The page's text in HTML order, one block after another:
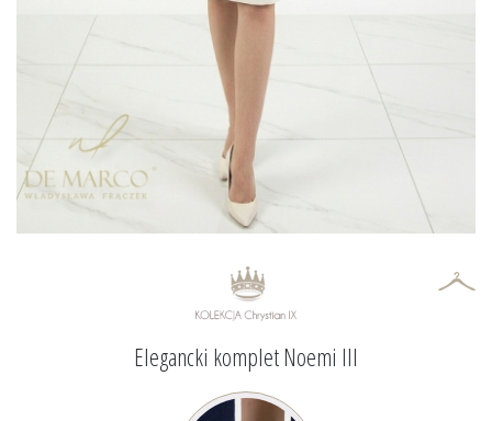
Elegancki komplet Noemi III